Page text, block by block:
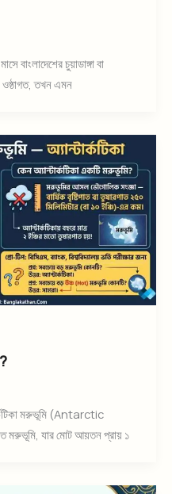
বাংলাদেশের চুয়াডাঙ্গা বা
ওষ্ঠাগত, তখন এমন
মরুভূমি (Antarctic
মরুভূমি, যার মোট আয়তন প্রায় ১